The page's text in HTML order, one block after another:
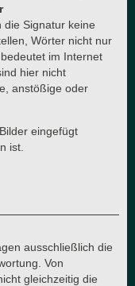
die Signatur keine
Wörter nicht nur
im Internet
hier nicht
anstößige oder
eingefügt
ist.
ausschließlich die
Von
gleichzeitig die